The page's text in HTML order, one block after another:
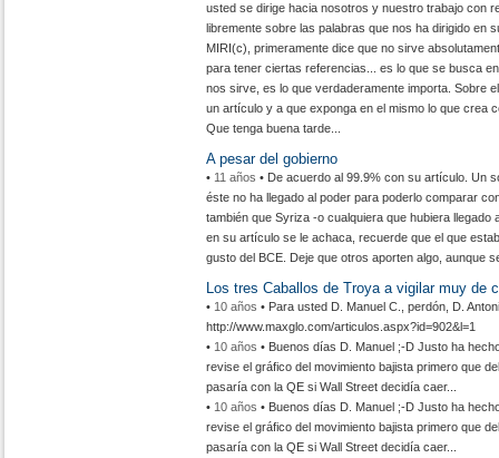
usted se dirige hacia nosotros y nuestro trabajo con
libremente sobre las palabras que nos ha dirigido en
MIRI(c), primeramente dice que no sirve
para tener ciertas referencias... es lo que se busca
nos sirve, es lo que verdaderamente importa. Sobre
un artículo y a que exponga en el mismo lo que crea
Que tenga buena tarde...
A pesar del gobierno
• 11 años • De acuerdo al 99.9% con su artículo. Un
éste no ha llegado al poder para poderlo comparar
también que Syriza -o cualquiera que hubiera
en su artículo se le achaca, recuerde que el que
gusto del BCE. Deje que otros aporten algo, aunque
Los tres Caballos de Troya a vigilar muy de
• 10 años • Para usted D. Manuel C., perdón, D.
http://www.maxglo.com/articulos.aspx?id=902&l=1
• 10 años • Buenos días D. Manuel ;-D Justo ha
revise el gráfico del movimiento bajista primero que
pasaría con la QE si Wall Street decidía caer...
• 10 años • Buenos días D. Manuel ;-D Justo ha
revise el gráfico del movimiento bajista primero que
pasaría con la QE si Wall Street decidía caer...